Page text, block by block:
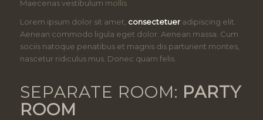
Maecenas vestibulum mollis
Lorem ipsum dolor sit amet, consectetueradipiscing elit.
Aenean commodo ligula eget dolor. Aenean massa. Cum
sociis natoque penatibus et magnis dis parturient montes,
nascetur ridiculus mus. Donec quam felis.
SEPARATE ROOM: PARTY
ROOM